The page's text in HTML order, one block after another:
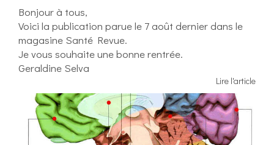
Bonjour à tous,
Voici la publication parue le 7 août dernier dans le
magasine Santé Revue.
Je vous souhaite une bonne rentrée.
Geraldine Selva
Lire l'article